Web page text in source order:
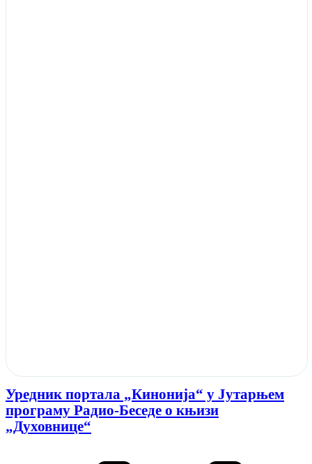
Уредник портала „Кинонија“ у Јутарњем
програму Радио-Беседе о књизи
„Духовнице“